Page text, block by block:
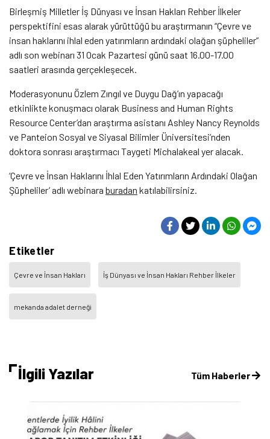
Birleşmiş Milletler İş Dünyası ve İnsan Hakları Rehber İlkeler
perspektifini esas alarak yürüttüğü bu araştırmanın “Çevre ve
insan haklarını ihlal eden yatırımların ardındaki olağan şüpheliler”
adlı son webinarı 31 Ocak Pazartesi günü saat 16.00-17.00
saatleri arasında gerçekleşecek.
Moderasyonunu Özlem Zıngıl ve Duygu Dağ’ın yapacağı
etkinlikte konuşmacı olarak Business and Human Rights
Resource Center’dan araştırma asistanı Ashley Nancy Reynolds
ve Panteion Sosyal ve Siyasal Bilimler Üniversitesi’nden
doktora sonrası araştırmacı Taygeti Michalakeal yer alacak.
‘Çevre ve İnsan Haklarını İhlal Eden Yatırımların Ardındaki Olağan
Şüpheliler’ adlı webinara buradan katılabilirsiniz.
Etiketler
Çevre ve İnsan Hakları İş Dünyası ve İnsan Hakları Rehber İlkeler
mekanda adalet derneği
İlgili Yazılar Tüm Haberler